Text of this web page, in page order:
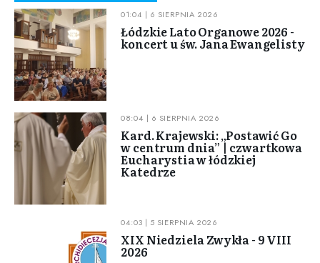
01:04 | 6 SIERPNIA 2026
Łódzkie Lato Organowe 2026 -
koncert u św. Jana Ewangelisty
08:04 | 6 SIERPNIA 2026
Kard. Krajewski: „Postawić Go
w centrum dnia” | czwartkowa
Eucharystia w łódzkiej
Katedrze
04:03 | 5 SIERPNIA 2026
XIX Niedziela Zwykła - 9 VIII
2026